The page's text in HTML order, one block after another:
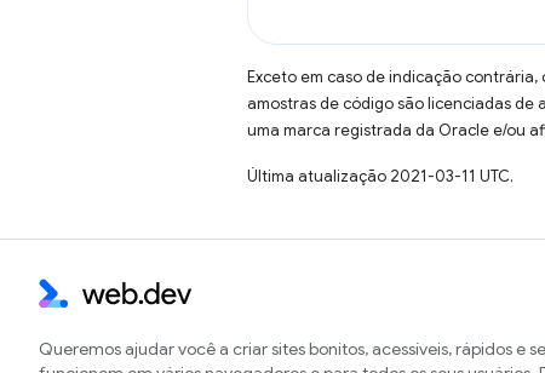
Exceto em caso de indicação
amostras de código são licenciadas de
uma marca registrada da Oracle e/ou
Última atualização 2021-03-11 UTC.
Queremos ajudar você a criar sites bonitos, acessíveis, rápidos e